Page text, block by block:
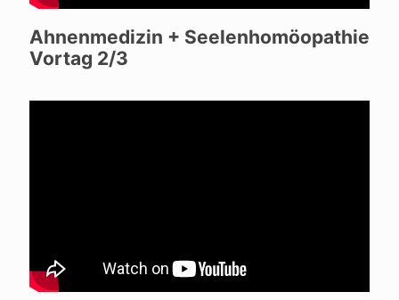
Ahnenmedizin + Seelenhomöopathie
Vortag 2/3